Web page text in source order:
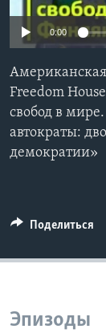
Learning
СОЦИАЛЬНЫЕ СЕТИ
Языки
0:00
Freedom
свобод в
автократы:
демократии»
Поделиться
Эпизоды